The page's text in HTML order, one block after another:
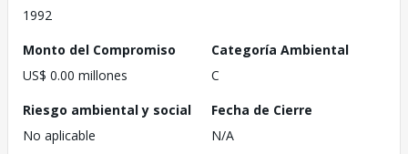
1992
Monto del Compromiso
US$ 0.00 millones
Categoría Ambiental
C
Riesgo ambiental y social
No aplicable
Fecha de Cierre
N/A